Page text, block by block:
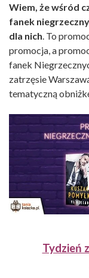
Wiem, że wśród
fanek
dla nich. To
promocja, a
fanek
zatrzęsie
tematyczną
Tydzień